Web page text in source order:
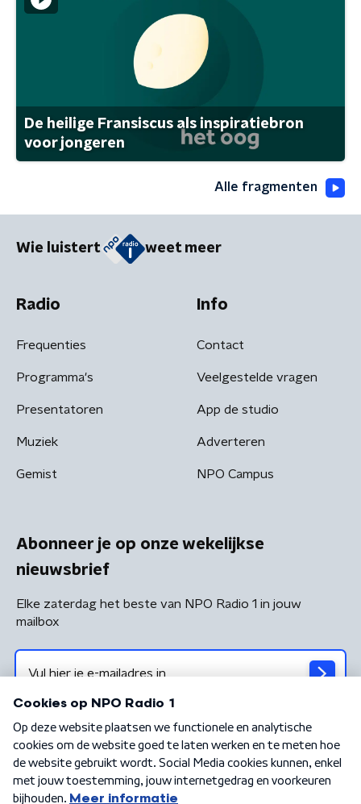
De heilige Fransiscus als inspiratiebron
voor jongeren
Alle fragmenten
Wie luistert weet meer
Radio
Frequenties
Programma's
Presentatoren
Muziek
Gemist
Info
Contact
Veelgestelde vragen
App de studio
Adverteren
NPO Campus
Abonneer je op onze wekelijkse
nieuwsbrief
Elke zaterdag het beste van NPO Radio 1 in jouw
mailbox
Algemene voorwaarden